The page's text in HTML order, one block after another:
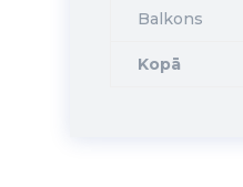
Balkons
Kopā